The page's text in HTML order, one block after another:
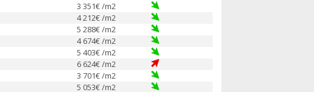
3 351€ /m2
4 212€ /m2
5 288€ /m2
4 674€ /m2
5 403€ /m2
6 624€ /m2
3 701€ /m2
5 053€ /m2